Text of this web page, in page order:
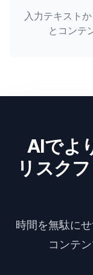
入力テキスト
とコンテ
AIでよ
リスク
時間を無駄に
コンテ